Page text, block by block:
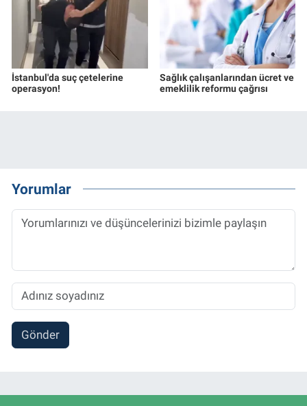
İstanbul'da suç çetelerine
operasyon!
Sağlık çalışanlarından ücret ve
emeklilik reformu çağrısı
Yorumlar
Gönder